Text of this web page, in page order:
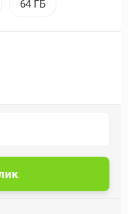
64 ГБ